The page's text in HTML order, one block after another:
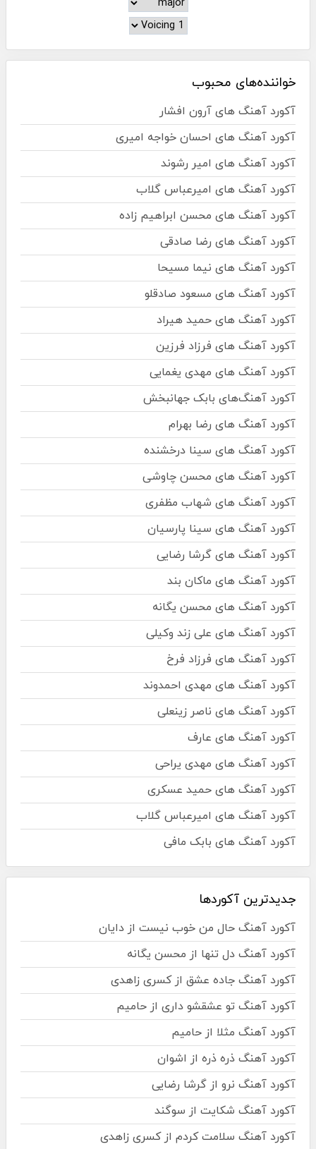
خواننده‌های محبوب
آکورد آهنگ های آرون افشار
آکورد آهنگ های احسان خواجه امیری
آکورد آهنگ های امیر رشوند
آکورد آهنگ های امیرعباس گلاب
آکورد آهنگ های محسن ابراهیم زاده
آکورد آهنگ های رضا صادقی
آکورد آهنگ های نیما مسیحا
آکورد آهنگ های مسعود صادقلو
آکورد آهنگ های حمید هیراد
آکورد آهنگ های فرزاد فرزین
آکورد آهنگ های مهدی یغمایی
آکورد آهنگ‌های بابک جهانبخش
آکورد آهنگ های رضا بهرام
آکورد آهنگ های سینا درخشنده
آکورد آهنگ های محسن چاوشی
آکورد آهنگ های شهاب مظفری
آکورد آهنگ های سینا پارسیان
آکورد آهنگ های گرشا رضایی
آکورد آهنگ های ماکان بند
آکورد آهنگ های محسن یگانه
آکورد آهنگ های علی زند وکیلی
آکورد آهنگ های فرزاد فرخ
آکورد آهنگ های مهدی احمدوند
آکورد آهنگ های ناصر زینعلی
آکورد آهنگ های عارف
آکورد آهنگ های مهدی یراحی
آکورد آهنگ های حمید عسکری
آکورد آهنگ های امیرعباس گلاب
آکورد آهنگ های بابک مافی
جدیدترین آکوردها
آکورد آهنگ حال من خوب نیست از دایان
آکورد آهنگ دل تنها از محسن یگانه
آکورد آهنگ جاده عشق از کسری زاهدی
آکورد آهنگ تو عشقشو داری از حامیم
آکورد آهنگ مثلا از حامیم
آکورد آهنگ ذره ذره از اشوان
آکورد آهنگ نرو از گرشا رضایی
آکورد آهنگ شکایت از سوگند
آکورد آهنگ سلامت کردم از کسری زاهدی